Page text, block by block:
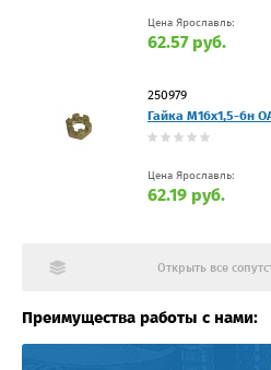
Цена Ярославль:
62.57 руб.
250979
Гайка М16х1,5-6н
Цена Ярославль:
62.19 руб.
Открыть все
Преимущества работы с нами: